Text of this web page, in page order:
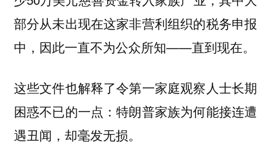
部分从未出现在这家非营利组织的税务申报
中，因此一直不为公众所知——直到现在。
这些文件也解释了令第一家庭观察人士长期
困惑不已的一点：特朗普家族为何能接连遭
遇丑闻，却毫发无损。